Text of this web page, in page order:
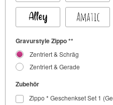
Gravurstyle Zippo **
Zentriert & Schräg
Zentriert & Gerade
Zubehör
Zippo * Geschenkset Set 1